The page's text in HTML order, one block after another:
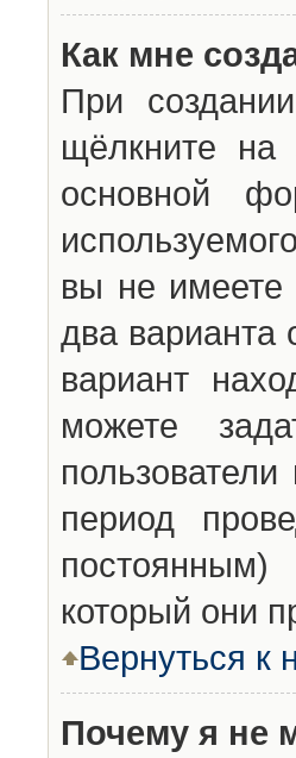
Как мне
При
щёлкните
основной
вы не имеете
два варианта
вариант
можете
период
который они
Вернуться к
Почему я не